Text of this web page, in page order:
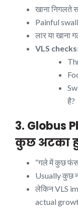
खाना निगलते
Painful
लार या खाना
VLS
है?
3. Globus
कुछ अटका
“गले में कुछ
Usually कुछ
लेकिन VLS
actual